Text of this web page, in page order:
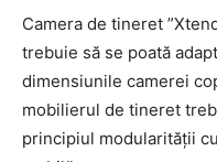
Camera de tineret
trebuie să se poată
dimensiunile camerei
mobilierul de tineret
principiul modularităţii